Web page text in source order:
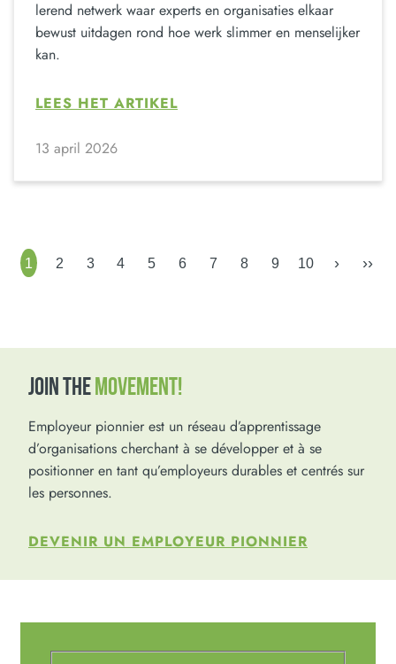
lerend netwerk waar experts en organisaties elkaar
bewust uitdagen rond hoe werk slimmer en menselijker
kan.
LEES HET ARTIKEL
13 april 2026
1 2 3 4 5 6 7 8 9 10 › ››
JOIN THEMOVEMENT!
Employeur pionnier est un réseau d’apprentissage
d’organisations cherchant à se développer et à se
positionner en tant qu’employeurs durables et centrés sur
les personnes.
DEVENIR UN EMPLOYEUR PIONNIER